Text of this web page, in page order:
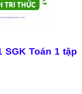
SGK Toán 1 tập